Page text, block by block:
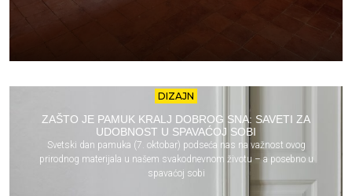
DIZAJN
ZAŠTO JE PAMUK KRALJ DOBROG SNA: SAVETI ZA
UDOBNOST U SPAVAĆOJ SOBI
Svetski dan pamuka (7. oktobar) podseća nas na važnost ovog
prirodnog materijala u našem svakodnevnom životu – a posebno u
spavaćoj sobi